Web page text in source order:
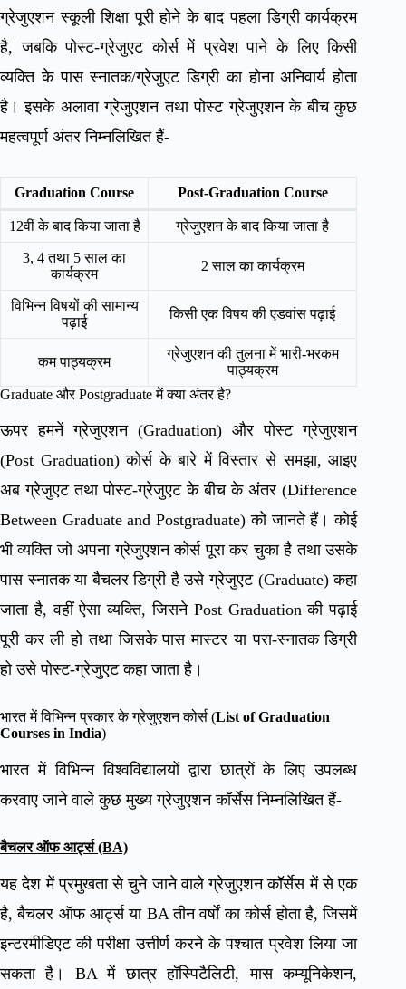
ग्रेजुएशन स्कूली शिक्षा पूरी होने के बाद पहला डिग्री कार्यक्रम
है, जबकि पोस्ट-ग्रेजुएट कोर्स में प्रवेश पाने के लिए किसी
व्यक्ति के पास स्नातक/ग्रेजुएट डिग्री का होना अनिवार्य होता
है। इसके अलावा ग्रेजुएशन तथा पोस्ट ग्रेजुएशन के बीच कुछ
महत्वपूर्ण अंतर निम्नलिखित हैं-
Graduation Course Post-Graduation Course
12वीं के बाद किया जाता है ग्रेजुएशन के बाद किया जाता है
3, 4 तथा 5 साल का
कार्यक्रम
2 साल का कार्यक्रम
विभिन्न विषयों की सामान्य
पढ़ाई
किसी एक विषय की एडवांस पढ़ाई
कम पाठ्यक्रम
ग्रेजुएशन की तुलना में भारी-भरकम
पाठ्यक्रम
Graduate और Postgraduate में क्या अंतर है?
ऊपर हमनें ग्रेजुएशन (Graduation) और पोस्ट ग्रेजुएशन
(Post Graduation) कोर्स के बारे में विस्तार से समझा, आइए
अब ग्रेजुएट तथा पोस्ट-ग्रेजुएट के बीच के अंतर (Difference
Between Graduate and Postgraduate) को जानते हैं। कोई
भी व्यक्ति जो अपना ग्रेजुएशन कोर्स पूरा कर चुका है तथा उसके
पास स्नातक या बैचलर डिग्री है उसे ग्रेजुएट (Graduate) कहा
जाता है, वहीं ऐसा व्यक्ति, जिसने Post Graduation की पढ़ाई
पूरी कर ली हो तथा जिसके पास मास्टर या परा-स्नातक डिग्री
हो उसे पोस्ट-ग्रेजुएट कहा जाता है।
भारत में विभिन्न प्रकार के ग्रेजुएशन कोर्स (List of Graduation
Courses in India)
भारत में विभिन्न विश्वविद्यालयों द्वारा छात्रों के लिए उपलब्ध
करवाए जाने वाले कुछ मुख्य ग्रेजुएशन कॉर्सेस निम्नलिखित हैं-
बैचलर ऑफ आर्ट्स (BA)
यह देश में प्रमुखता से चुने जाने वाले ग्रेजुएशन कॉर्सेस में से एक
है, बैचलर ऑफ आर्ट्स या BA तीन वर्षों का कोर्स होता है, जिसमें
इन्टरमीडिएट की परीक्षा उत्तीर्ण करने के पश्चात प्रवेश लिया जा
सकता है। BA में छात्र हॉस्पिटैलिटी, मास कम्यूनिकेशन,